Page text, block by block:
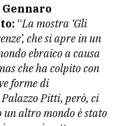
“La mostra ‘Gli
che si apre in un
ebraico a causa
che ha colpito con
forme di
Palazzo Pitti, però, ci
un altro mondo è stato